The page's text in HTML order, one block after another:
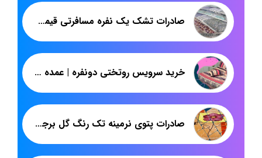
صادرات تشک یک نفره مسافرتی قیمت کارخانه
خرید سرویس روتختی دونفره | عمده فروشی روتختی عروس از تولیدی تهران
صادرات پتوی نرمینه تک رنگ گل برجسته قیمت مناسب